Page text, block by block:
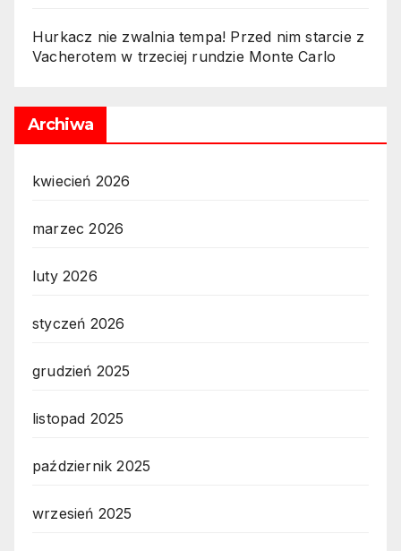
Hurkacz nie zwalnia tempa! Przed nim starcie z
Vacherotem w trzeciej rundzie Monte Carlo
Archiwa
kwiecień 2026
marzec 2026
luty 2026
styczeń 2026
grudzień 2025
listopad 2025
październik 2025
wrzesień 2025